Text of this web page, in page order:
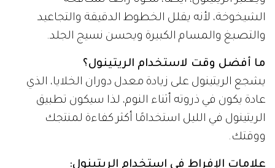
الشيخوخة، لأنه يقلل الخطوط الدقيقة والتجاعيد
والتصبغ والمسام الكبيرة ويحسن نسيج الجلد.
ما أفضل وقت لاستخدام الريتينول؟
يشجع الريتينول على زيادة معدل دوران الخلايا، الذي
عادة يكون في ذروته أثناء النوم، لذا سيكون تطبيق
الريتينول في الليل استخدامًا أكثر كفاءة لمنتجك
ووقتك.
علامات الإفراط في استخدام الريتينول: